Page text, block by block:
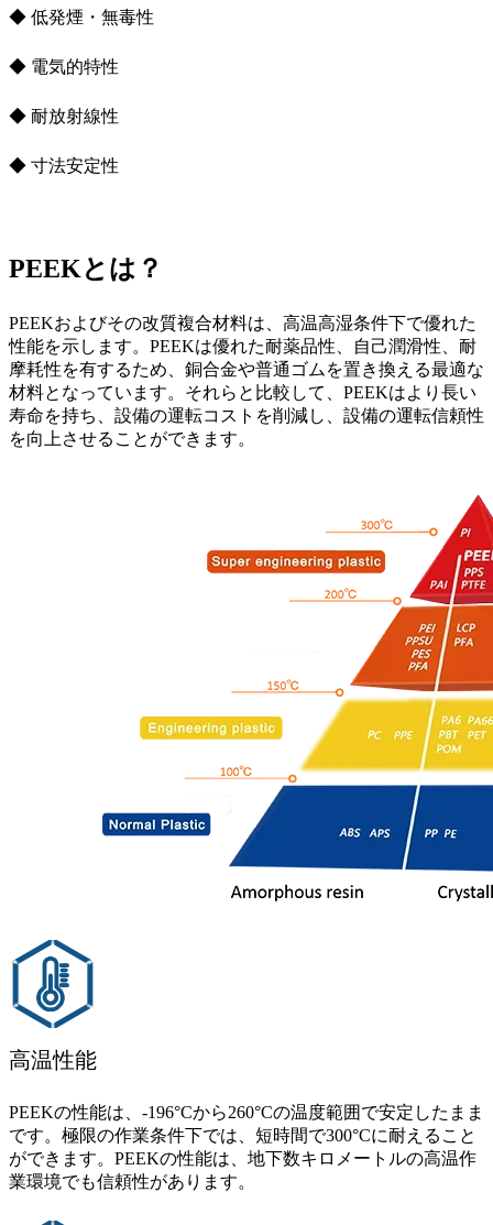
◆ 低発煙・無毒性
◆ 電気的特性
◆ 耐放射線性
◆ 寸法安定性
PEEKとは？
PEEKおよびその改質複合材料は、高温高湿条件下で優れた
性能を示します。PEEKは優れた耐薬品性、自己潤滑性、耐
摩耗性を有するため、銅合金や普通ゴムを置き換える最適な
材料となっています。それらと比較して、PEEKはより長い
寿命を持ち、設備の運転コストを削減し、設備の運転信頼性
を向上させることができます。
高温性能
PEEKの性能は、-196°Cから260°Cの温度範囲で安定したまま
です。極限の作業条件下では、短時間で300°Cに耐えること
ができます。PEEKの性能は、地下数キロメートルの高温作
業環境でも信頼性があります。